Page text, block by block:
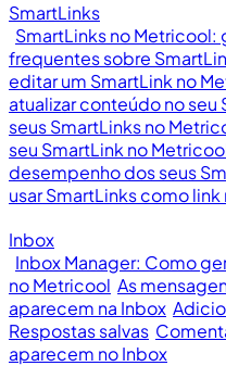
SmartLinks
SmartLinks no
frequentes sobre
editar um SmartLink no
atualizar conteúdo no seu
seus SmartLinks no
seu SmartLink no
desempenho dos seus
usar SmartLinks como link
Inbox
Inbox Manager: Como
no Metricool As
aparecem na Inbox
Respostas salvas
aparecem no Inbox